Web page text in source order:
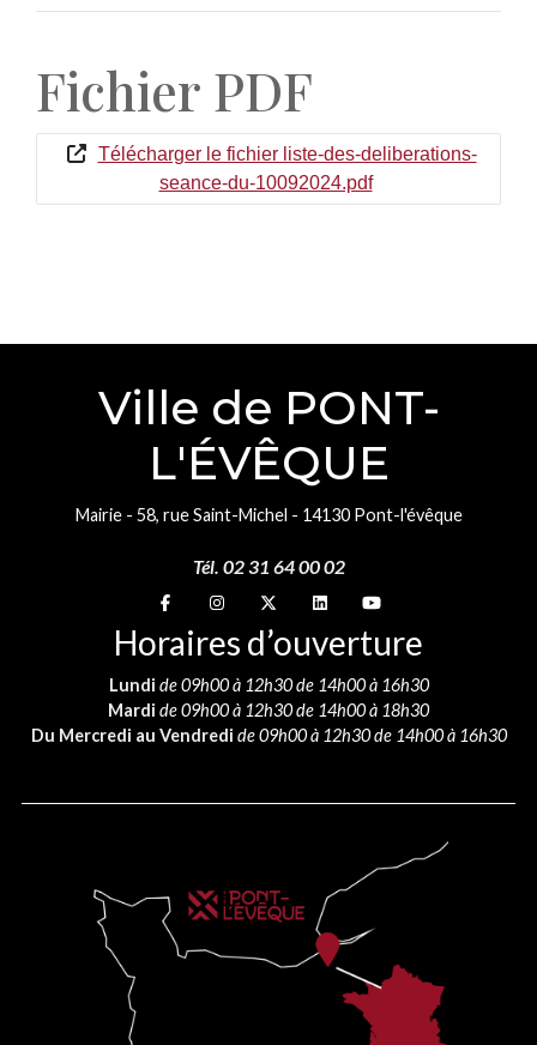
Fichier PDF
Télécharger le fichier liste-des-deliberations-
seance-du-10092024.pdf
Ville de PONT-
L'ÉVÊQUE
Mairie - 58, rue Saint-Michel - 14130 Pont-l'évêque
Tél. 02 31 64 00 02
Suivez-nous sur
Suivez-nous sur
Suivez-nous sur
Suivez-nous sur
Suivez-nous sur
Horaires d’ouverture
Lundi de 09h00 à 12h30 de 14h00 à 16h30
Mardi de 09h00 à 12h30 de 14h00 à 18h30
Du Mercredi au Vendredi de 09h00 à 12h30 de 14h00 à 16h30